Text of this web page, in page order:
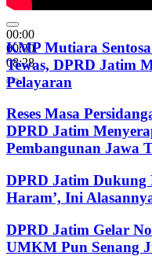
00:00
00:00
08:28
KMP Mutiara
Tewas, DPRD Jatim
Pelayaran
Reses Masa
DPRD Jatim
Pembangunan Jawa
DPRD Jatim Dukung
Haram’, Ini
DPRD Jatim Gelar
UMKM Pun Senang